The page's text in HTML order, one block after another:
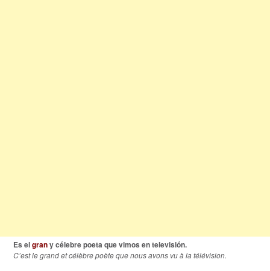
Es elgrany célebre poeta que vimos en televisión.
C’est le grand et célèbre poète que nous avons vu à la télévision.